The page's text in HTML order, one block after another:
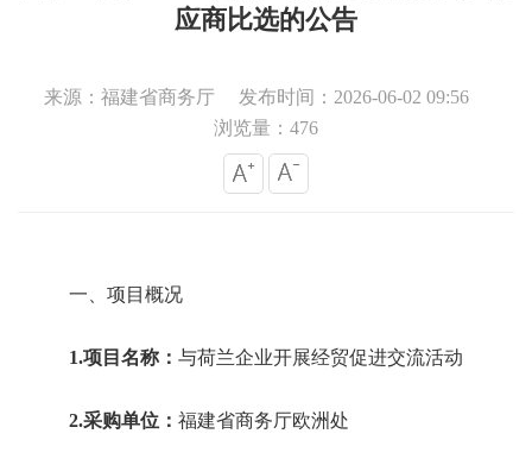
应商比选的公告
来源：福建省商务厅
发布时间：2026-06-02 09:56
浏览量：476
一、 ‌项目概况
1.项目名称： 与荷兰企业开展经贸促进交流活动
2.采购单位： 福建省商务厅欧洲处